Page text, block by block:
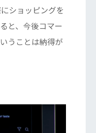
ショッピングを
と、今後コマー
うことは納得が